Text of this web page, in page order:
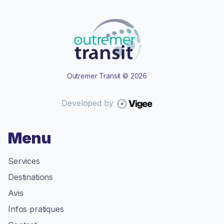
Outremer Transit © 2026
Developed by
Menu
Services
Destinations
Avis
Infos pratiques